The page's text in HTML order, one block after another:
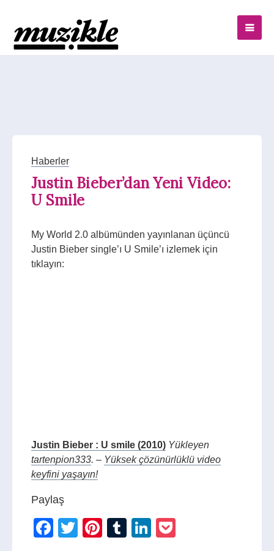
Haberler
Justin Bieber’dan Yeni Video:
U Smile
My World 2.0 albümünden yayınlanan üçüncü
Justin Bieber single’ı U Smile’ı izlemek için
tıklayın:
Justin Bieber : U smile (2010) Yükleyen
tartenpion333. – Yüksek çözünürlüklü video
keyfini yaşayın!
Paylaş
Facebook
TwitterPinterest
TumblrLinkedIn